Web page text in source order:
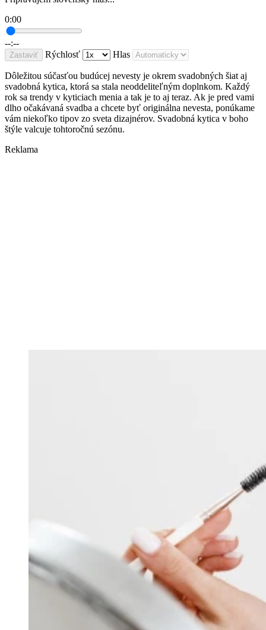
0:00
--:--
Zastaviť Rýchlosť Hlas
Dôležitou súčasťou budúcej nevesty je okrem svadobných šiat aj
svadobná kytica, ktorá sa stala neoddeliteľným doplnkom. Každý
rok sa trendy v kyticiach menia a tak je to aj teraz. Ak je pred vami
dlho očakávaná svadba a chcete byť originálna nevesta, ponúkame
vám niekoľko tipov zo sveta dizajnérov. Svadobná kytica v boho
štýle valcuje tohtoročnú sezónu.
Reklama